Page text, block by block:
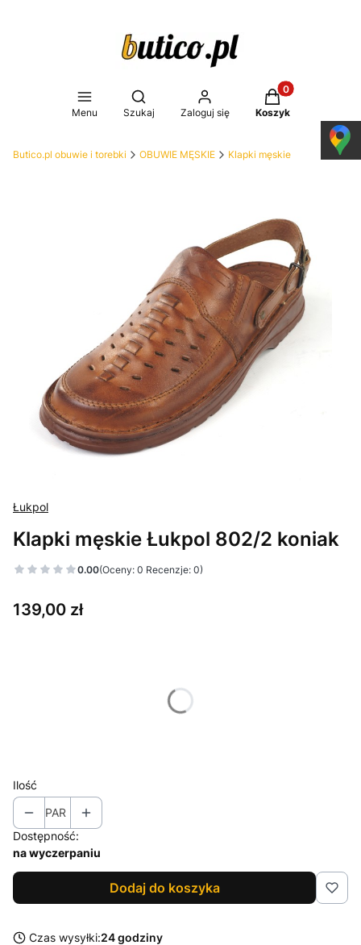
Menu
Otwórz wyszukiwarkę
Szukaj Zaloguj się
Produkty w
Koszyk
Butico.pl obuwie i torebki OBUWIE MĘSKIE Klapki męskie
Łukpol
Klapki męskie Łukpol 802/2 koniak
0.00(Oceny: 0 Recenzje: 0)
Cena
139,00 zł
Ilość
PAR
Dostępność:
na wyczerpaniu
Dodaj do koszyka
Czas wysyłki:24 godziny